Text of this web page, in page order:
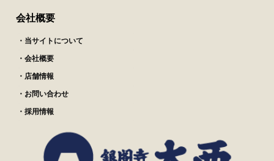
会社概要
・当サイトについて
・会社概要
・店舗情報
・お問い合わせ
・採用情報